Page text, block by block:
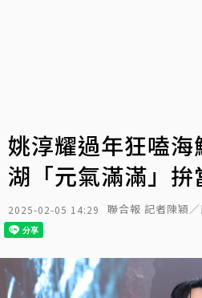
姚淳耀過年狂嗑
湖「元氣滿滿」
2025-02-05 14:29 聯合報 記者陳穎